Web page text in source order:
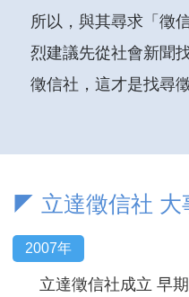
所以，與其尋求「徵
烈建議先從社會新聞
徵信社，這才是找尋
◤ 立達徵信社 大
2007年
立達徵信社成立 早